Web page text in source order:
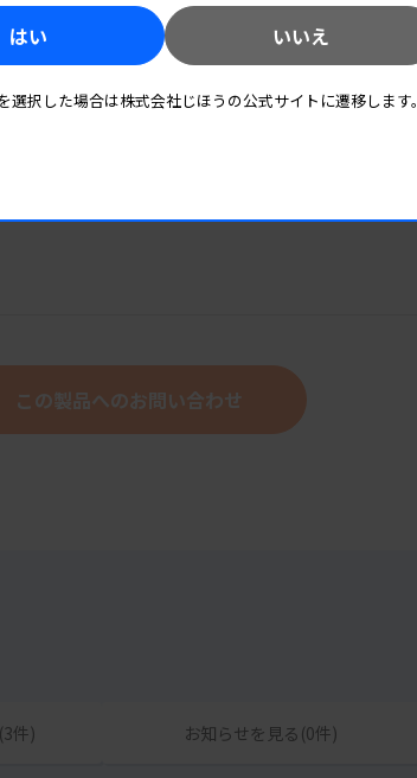
この製品へのお問い合わせ
件) お知らせを見る(0件)
はい いいえ
択した場合は株式会社じほうの公式サイトに遷移します。